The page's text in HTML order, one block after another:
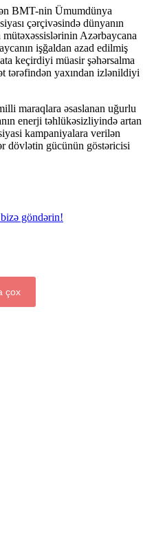
BMT-nin Ümumdünya
çərçivəsində dünyanın
mütəxəssislərinin Azərbaycana
işğaldan azad edilmiş
keçirdiyi müasir şəhərsalma
tərəfindən yaxından izlənildiyi
maraqlara əsaslanan uğurlu
enerji təhlükəsizliyində artan
kampaniyalara verilən
dövlətin gücünün göstəricisi
göndərin!
çox